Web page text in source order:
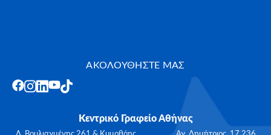
ΑΚΟΛΟΥΘΗΣΤΕ ΜΑΣ
Κεντρικό Γραφείο Αθήνας